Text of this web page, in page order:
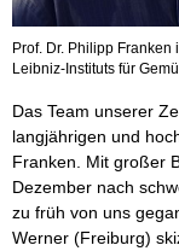
Prof. Dr. Philipp
Leibniz-Instituts für
Das Team unserer
langjährigen und
Franken. Mit großer
Dezember nach
zu früh von uns
Werner (Freiburg)